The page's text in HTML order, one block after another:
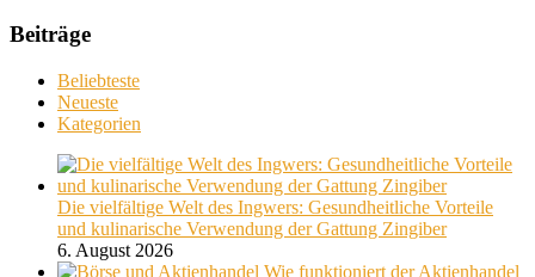
Beiträge
Beliebteste
Neueste
Kategorien
Die vielfältige Welt des Ingwers: Gesundheitliche Vorteile
und kulinarische Verwendung der Gattung Zingiber
6. August 2026
Wie funktioniert der Aktienhandel